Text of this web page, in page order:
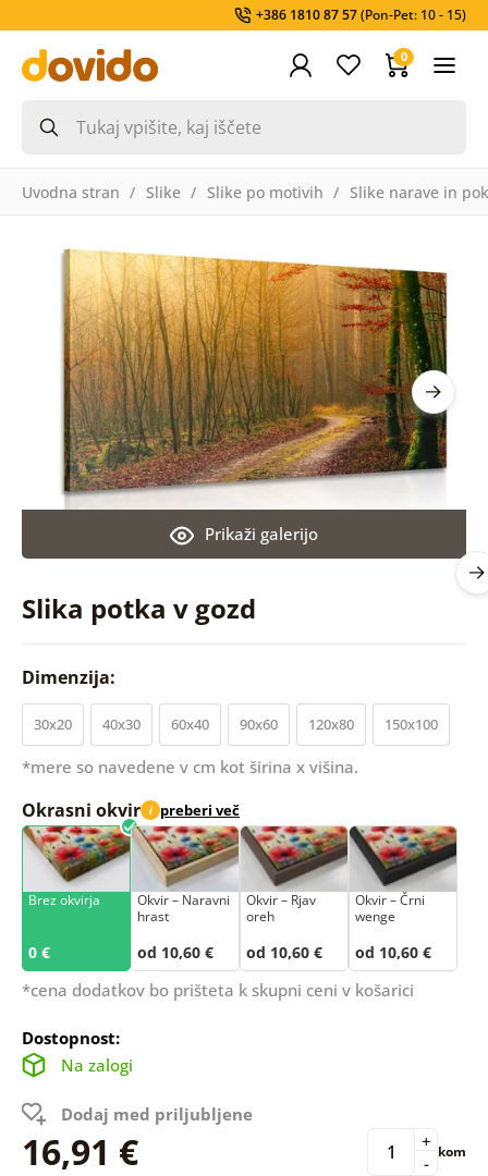
+386 1810 87 57(Pon-Pet: 10 - 15)
0
Uvodna stran Slike Slike po motivih Slike narave in
Slika potka v gozd
Prikaži galerijo
Dimenzija:
30x20 40x30 60x40 90x60 120x80 150x100
*mere so navedene v cm kot širina x višina.
Okrasni okvir i preberi več
Brez okvirja
0 €
Okvir – Naravni
hrast
od 10,60 €
Okvir – Rjav
oreh
od 10,60 €
Okvir – Črni
wenge
od 10,60 €
*cena dodatkov bo prišteta k skupni ceni v košarici
Dostopnost:
Na zalogi
Dodaj med priljubljene
16,91 € -
+ kom